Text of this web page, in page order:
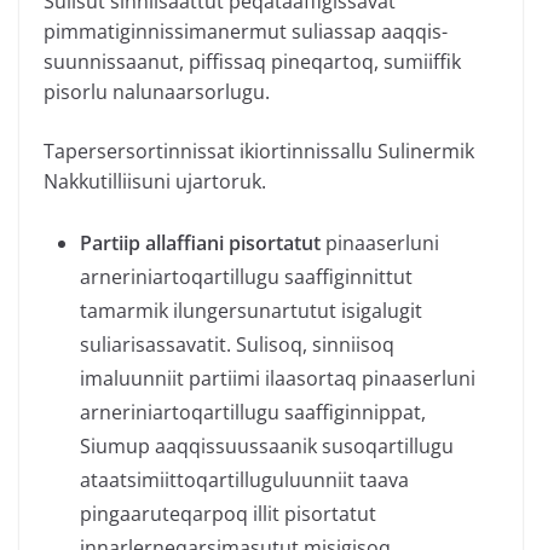
pimmatiginnissimanermut suliassap aaqqis-
suunnissaanut, piffissaq pineqartoq, sumiiffik
pisorlu nalunaarsorlugu.
Tapersersortinnissat ikiortinnissallu Sulinermik
Nakkutilliisuni ujartoruk.
Partiip allaffiani pisortatut pinaaserluni
arneriniartoqartillugu saaffiginnittut
tamarmik ilungersunartutut isigalugit
suliarisassavatit. Sulisoq, sinniisoq
imaluunniit partiimi ilaasortaq pinaaserluni
arneriniartoqartillugu saaffiginnippat,
Siumup aaqqissuussaanik susoqartillugu
ataatsimiittoqartilluguluunniit taava
pingaaruteqarpoq illit pisortatut